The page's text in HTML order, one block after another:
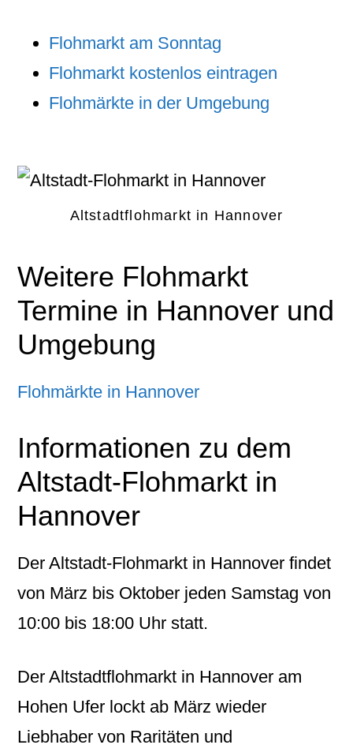
Flohmarkt am Sonntag
Flohmarkt kostenlos eintragen
Flohmärkte in der Umgebung
Altstadtflohmarkt in Hannover
Weitere Flohmarkt
Termine in Hannover und
Umgebung
Flohmärkte in Hannover
Informationen zu dem
Altstadt-Flohmarkt in
Hannover
Der Altstadt-Flohmarkt in Hannover findet
von März bis Oktober jeden Samstag von
10:00 bis 18:00 Uhr statt.
Der Altstadtflohmarkt in Hannover am
Hohen Ufer lockt ab März wieder
Liebhaber von Raritäten und